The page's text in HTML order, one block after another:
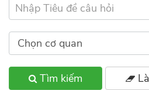
Tìm kiếm